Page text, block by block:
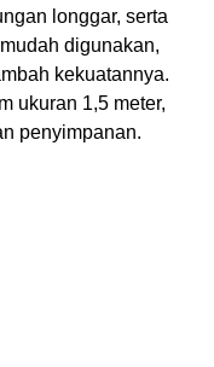
longgar, serta
digunakan,
kekuatannya.
ukuran 1,5 meter,
penyimpanan.